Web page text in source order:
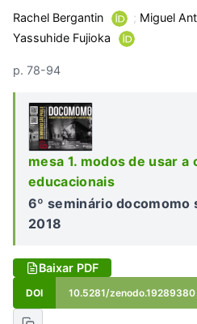
Rachel Bergantin ; Miguel
Yassuhide Fujioka
p. 78-94
mesa 1. modos de usar a
educacionais
6º seminário docomomo
2018
Baixar PDF
DOI 10.5281/zenodo.19289380